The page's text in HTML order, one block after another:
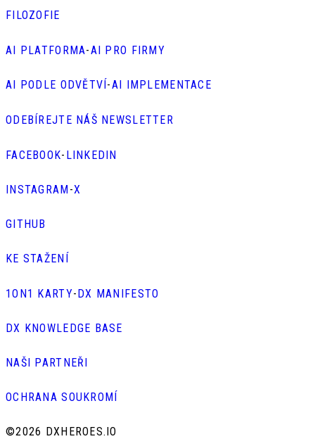
FILOZOFIE
AI PLATFORMA-AI PRO FIRMY
AI PODLE ODVĚTVÍ-AI IMPLEMENTACE
ODEBÍREJTE NÁŠ NEWSLETTER
FACEBOOK- LINKEDIN
INSTAGRAM-X
GITHUB
KE STAŽENÍ
1ON1 KARTY-DX MANIFESTO
DX KNOWLEDGE BASE
NAŠI PARTNEŘI
OCHRANA SOUKROMÍ
©2026 DXHEROES.IO